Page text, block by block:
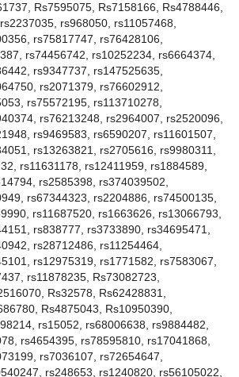
Rs7595075, Rs7158166, Rs4788446,
rs968050, rs11057468,
rs75817747, rs76428106,
rs74456742, rs10252234, rs6664374,
rs9347737, rs147525635,
rs2071379, rs76602912,
rs75572195, rs113710278,
rs76213248, rs2964007, rs2520096,
rs9469583, rs6590207, rs11601507,
rs13263821, rs2705616, rs9980311,
rs11631178, rs12411959, rs1884589,
rs2585398, rs374039502,
rs67344323, rs2204886, rs74500135,
rs11687520, rs1663626, rs13066793,
rs838777, rs3733890, rs34695471,
rs28712486, rs11254464,
rs12975319, rs1771582, rs7583067,
rs11878235, Rs73082723,
Rs32578, Rs62428831,
Rs4875043, Rs10950390,
rs15052, rs68006638, rs9884482,
rs4654395, rs78595810, rs17041868,
rs7036107, rs72654647,
rs248653, rs1240820, rs56105022,